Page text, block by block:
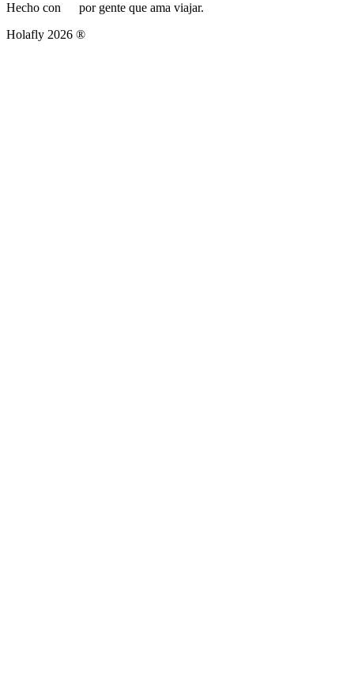
Hecho con
por gente que ama viajar.
Holafly 2026 ®